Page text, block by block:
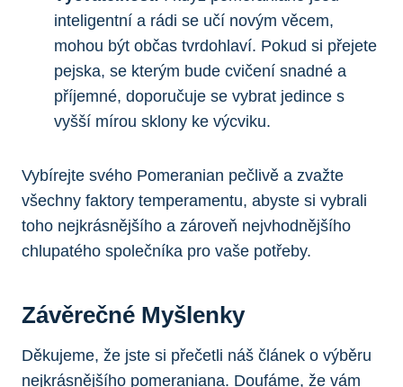
inteligentní a rádi se ⁢učí novým věcem,
mohou být občas tvrdohlaví. Pokud si přejete
pejska, se kterým bude cvičení⁢ snadné a
příjemné, doporučuje se vybrat jedince⁣ s
vyšší mírou sklony ke výcviku.
Vybírejte⁢ svého Pomeranian ⁤pečlivě a zvažte
všechny faktory temperamentu, abyste si vybrali‌
toho nejkrásnějšího‍ a zároveň nejvhodnějšího
chlupatého společníka pro‌ vaše potřeby.
Závěrečné Myšlenky
Děkujeme,‌ že ⁣jste si⁤ přečetli náš článek o výběru
nejkrásnějšího pomeraniana. Doufáme, že ⁣vám